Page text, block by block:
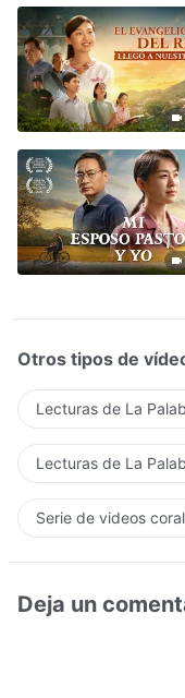
Otros tipos de
Lecturas de La
Lecturas de La
Serie de videos
Deja un